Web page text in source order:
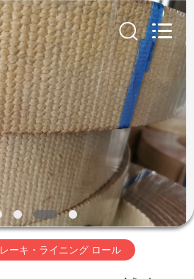
ーキ・ライニング ロール